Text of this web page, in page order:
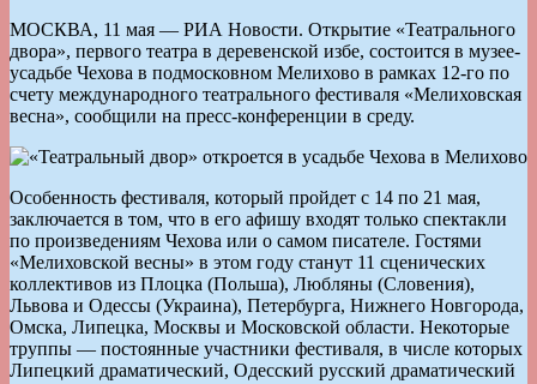
МОСКВА, 11 мая — РИА Новости. Открытие «Театрального
двора», первого театра в деревенской избе, состоится в музее-
усадьбе Чехова в подмосковном Мелихово в рамках 12-го по
счету международного театрального фестиваля «Мелиховская
весна», сообщили на пресс-конференции в среду.
Особенность фестиваля, который пройдет с 14 по 21 мая,
заключается в том, что в его афишу входят только спектакли
по произведениям Чехова или о самом писателе. Гостями
«Мелиховской весны» в этом году станут 11 сценических
коллективов из Плоцка (Польша), Любляны (Словения),
Львова и Одессы (Украина), Петербурга, Нижнего Новгорода,
Омска, Липецка, Москвы и Московской области. Некоторые
труппы — постоянные участники фестиваля, в числе которых
Липецкий драматический, Одесский русский драматический